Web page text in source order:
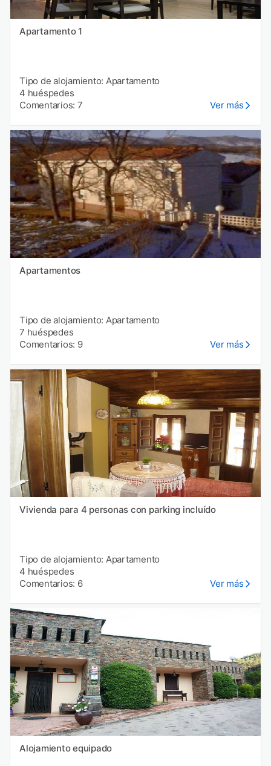
Apartamento 1
Tipo de alojamiento: Apartamento
4 huéspedes
Comentarios: 7
Ver más
Apartamentos
Tipo de alojamiento: Apartamento
7 huéspedes
Comentarios: 9
Ver más
Vivienda para 4 personas con parking incluído
Tipo de alojamiento: Apartamento
4 huéspedes
Comentarios: 6
Ver más
Alojamiento equipado